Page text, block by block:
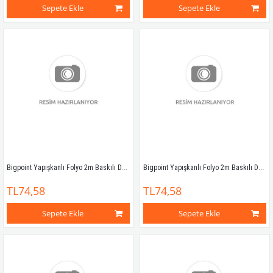
Sepete Ekle Sepete Ekle
Bigpoint Yapışkanlı Folyo 2m Baskılı Desen No:53
TL74,58
Sepete Ekle
Bigpoint Yapışkanlı Folyo 2m Baskılı Desen No:54
TL74,58
Sepete Ekle